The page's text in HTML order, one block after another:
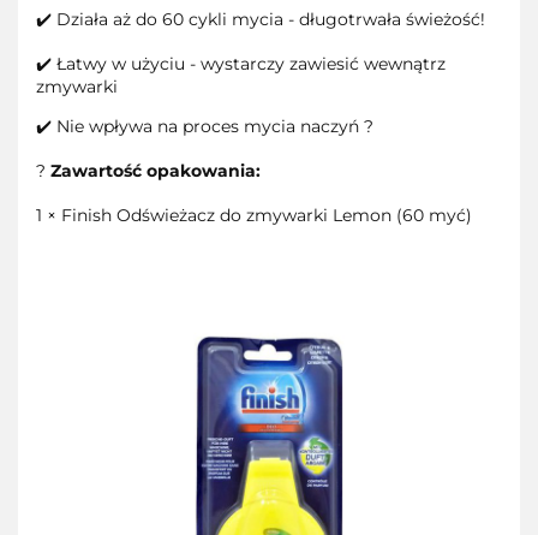
✔️ Działa aż do 60 cykli mycia - długotrwała świeżość!
✔️ Łatwy w użyciu - wystarczy zawiesić wewnątrz
zmywarki
✔️ Nie wpływa na proces mycia naczyń ?
? Zawartość opakowania:
1 × Finish Odświeżacz do zmywarki Lemon (60 myć)